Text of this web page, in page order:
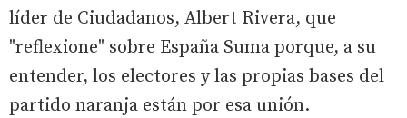
líder de Ciudadanos, Albert Rivera, que
"reflexione" sobre España Suma porque, a su
entender, los electores y las propias bases del
partido naranja están por esa unión.